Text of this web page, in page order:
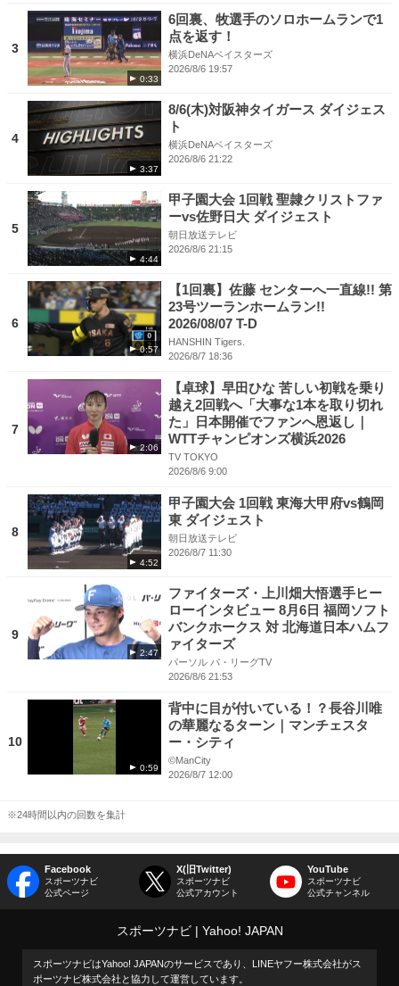
3
0:33
6回裏、牧選手のソロホームランで1
点を返す！
横浜DeNAベイスターズ
2026/8/6 19:57
4
3:37
8/6(木)対阪神タイガース ダイジェス
ト
横浜DeNAベイスターズ
2026/8/6 21:22
5
4:44
甲子園大会 1回戦 聖隷クリストファ
ーvs佐野日大 ダイジェスト
朝日放送テレビ
2026/8/6 21:15
6
0:57
【1回裏】佐藤 センターへ一直線!! 第
23号ツーランホームラン!!
2026/08/07 T-D
HANSHIN Tigers.
2026/8/7 18:36
7
2:06
【卓球】早田ひな 苦しい初戦を乗り
越え2回戦へ「大事な1本を取り切れ
た」日本開催でファンへ恩返し｜
WTTチャンピオンズ横浜2026
TV TOKYO
2026/8/6 9:00
8
4:52
甲子園大会 1回戦 東海大甲府vs鶴岡
東 ダイジェスト
朝日放送テレビ
2026/8/7 11:30
9
2:47
ファイターズ・上川畑大悟選手ヒー
ローインタビュー 8月6日 福岡ソフト
バンクホークス 対 北海道日本ハムフ
ァイターズ
パーソル パ・リーグTV
2026/8/6 21:53
10
0:59
背中に目が付いている！？長谷川唯
の華麗なるターン｜マンチェスタ
ー・シティ
©ManCity
2026/8/7 12:00
※24時間以内の回数を集計
Facebook
スポーツナビ
公式ページ
X(旧Twitter)
スポーツナビ
公式アカウント
YouTube
スポーツナビ
公式チャンネル
スポーツナビ Yahoo! JAPAN
スポーツナビはYahoo! JAPANのサービスであり、LINEヤフー株式会社がス
ポーツナビ株式会社と協力して運営しています。